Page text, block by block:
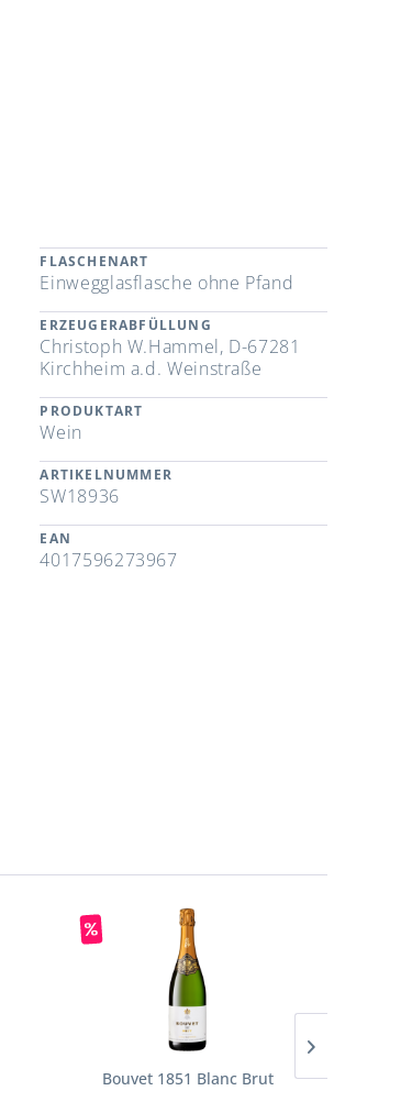
FLASCHENART
Einwegglasflasche ohne Pfand
ERZEUGERABFÜLLUNG
Christoph W.Hammel, D-67281
Kirchheim a.d. Weinstraße
PRODUKTART
Wein
ARTIKELNUMMER
SW18936
EAN
4017596273967
Bouvet 1851 Blanc Brut